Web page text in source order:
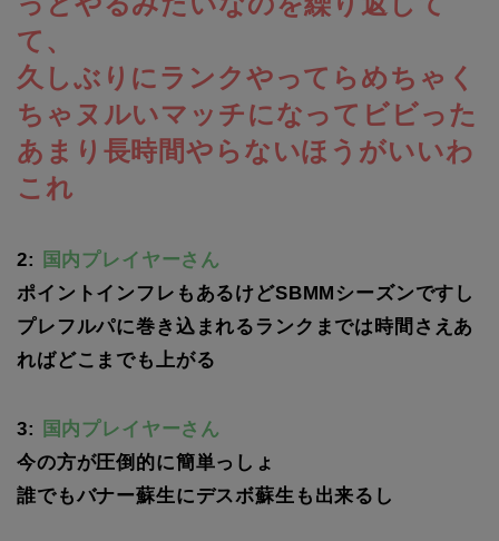
て、
久しぶりにランクやってらめちゃく
ちゃヌルいマッチになってビビった
あまり長時間やらないほうがいいわ
これ
2:
国内プレイヤーさん
ポイントインフレもあるけどSBMMシーズンですし
プレフルパに巻き込まれるランクまでは時間さえあ
ればどこまでも上がる
3:
国内プレイヤーさん
今の方が圧倒的に簡単っしょ
誰でもバナー蘇生にデスボ蘇生も出来るし